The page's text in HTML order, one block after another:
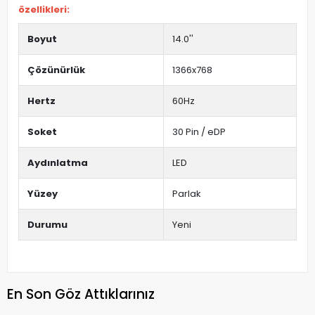
özellikleri:
Boyut 14.0''
Çözünürlük 1366x768
Hertz 60Hz
Soket 30 Pin / eDP
Aydınlatma LED
Yüzey Parlak
Durumu Yeni
En Son Göz Attıklarınız